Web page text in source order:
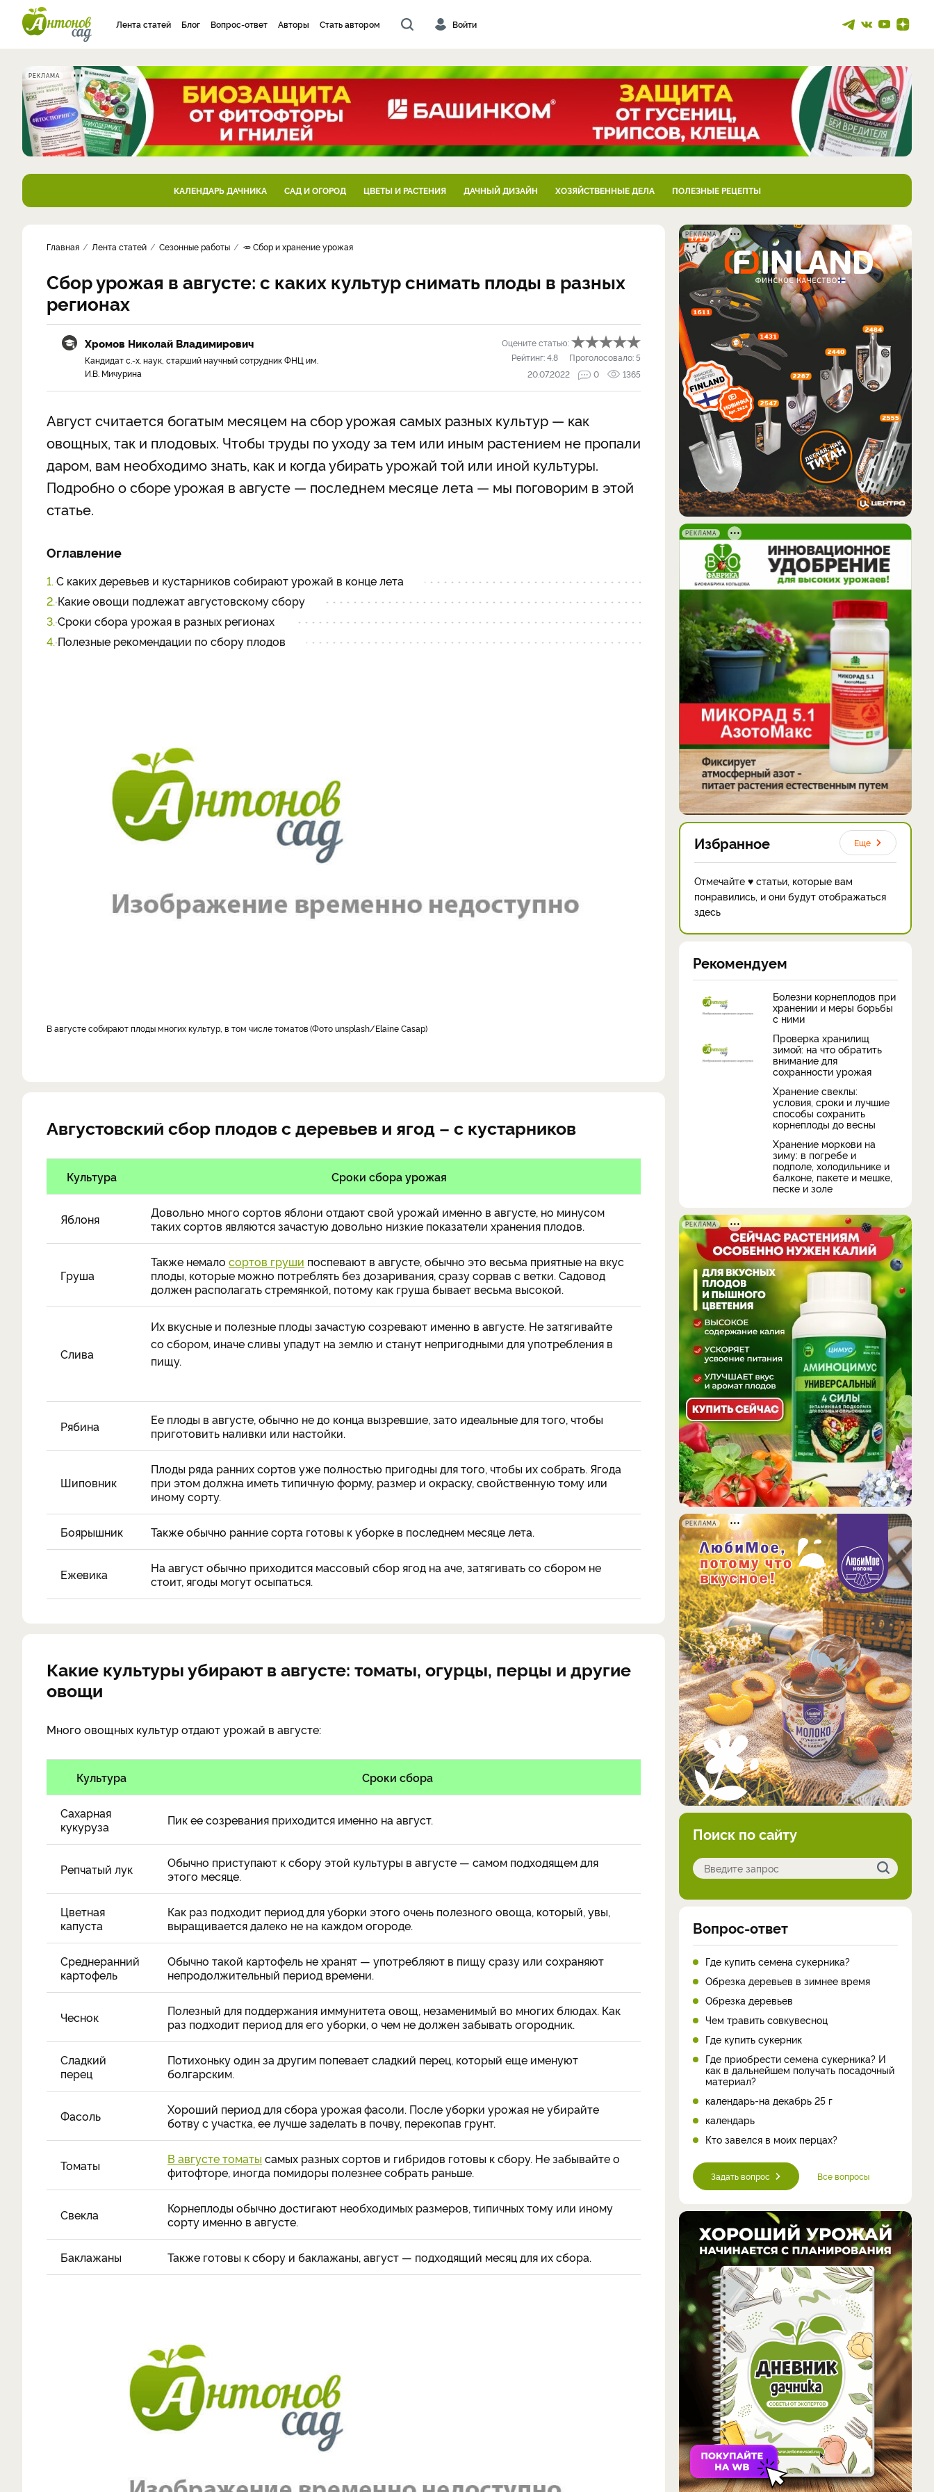
Лента статей Блог Вопрос-ответ Авторы Стать автором Войти
РЕКЛАМА
КАЛЕНДАРЬ ДАЧНИКА САД И ОГОРОД ЦВЕТЫ И РАСТЕНИЯ ДАЧНЫЙ ДИЗАЙН ХОЗЯЙСТВЕННЫЕ ДЕЛА ПОЛЕЗНЫЕ РЕЦЕПТЫ
Главная Лента статей Сезонные работы 🥕 Сбор и хранение урожая
Сбор урожая в августе: с каких культур снимать плоды в разных
регионах
Хромов Николай Владимирович
Кандидат с.-х. наук, старший научный сотрудник ФНЦ им.
И.В. Мичурина
Оцените статью:
Рейтинг:4.8 Проголосовало:5
20.07.2022
0 1365
Август считается богатым месяцем на сбор урожая самых разных культур — как
овощных, так и плодовых. Чтобы труды по уходу за тем или иным растением не пропали
даром, вам необходимо знать, как и когда убирать урожай той или иной культуры.
Подробно о сборе урожая в августе — последнем месяце лета — мы поговорим в этой
статье.
Оглавление
1. С каких деревьев и кустарников собирают урожай в конце лета
2. Какие овощи подлежат августовскому сбору
3. Сроки сбора урожая в разных регионах
4. Полезные рекомендации по сбору плодов
в августе собирают плоды многих культур, в том числе томатов Фото unsplash/Elaine Casap
Августовский сбор плодов с деревьев и ягод – с кустарников
Культура Сроки сбора урожая
Яблоня
Довольно много сортов яблони отдают свой урожай именно в августе, но минусом
таких сортов являются зачастую довольно низкие показатели хранения плодов.
Груша
Также немало сортов груши поспевают в августе, обычно это весьма приятные на вкус
плоды, которые можно потреблять без дозаривания, сразу сорвав с ветки. Садовод
должен располагать стремянкой, потому как груша бывает весьма высокой.
Слива
Их вкусные и полезные плоды зачастую созревают именно в августе. Не затягивайте
со сбором, иначе сливы упадут на землю и станут непригодными для употребления в
пищу.
Рябина
Ее плоды в августе, обычно не до конца вызревшие, зато идеальные для того, чтобы
приготовить наливки или настойки.
Шиповник
Плоды ряда ранних сортов уже полностью пригодны для того, чтобы их собрать. Ягода
при этом должна иметь типичную форму, размер и окраску, свойственную тому или
иному сорту.
Боярышник Также обычно ранние сорта готовы к уборке в последнем месяце лета.
Ежевика
На август обычно приходится массовый сбор ягод на аче, затягивать со сбором не
стоит, ягоды могут осыпаться.
Какие культуры убирают в августе: томаты, огурцы, перцы и другие
овощи
Много овощных культур отдают урожай в августе:
Культура Сроки сбора
Сахарная
кукуруза
Пик ее созревания приходится именно на август.
Репчатый лук
Обычно приступают к сбору этой культуры в августе — самом подходящем для
этого месяце.
Цветная
капуста
Как раз подходит период для уборки этого очень полезного овоща, который, увы,
выращивается далеко не на каждом огороде.
Среднеранний
картофель
Обычно такой картофель не хранят — употребляют в пищу сразу или сохраняют
непродолжительный период времени.
Чеснок
Полезный для поддержания иммунитета овощ, незаменимый во многих блюдах. Как
раз подходит период для его уборки, о чем не должен забывать огородник.
Сладкий
перец
Потихоньку один за другим попевает сладкий перец, который еще именуют
болгарским.
Фасоль
Хороший период для сбора урожая фасоли. После уборки урожая не убирайте
ботву с участка, ее лучше заделать в почву, перекопав грунт.
Томаты В августе томаты самых разных сортов и гибридов готовы к сбору. Не забывайте о
фитофторе, иногда помидоры полезнее собрать раньше.
Свекла
Корнеплоды обычно достигают необходимых размеров, типичных тому или иному
сорту именно в августе.
Баклажаны Также готовы к сбору и баклажаны, август — подходящий месяц для их сбора.
РЕКЛАМА
РЕКЛАМА
Избранное Еще
Отмечайте ♥ статьи, которые вам
понравились, и они будут отображаться
здесь
Рекомендуем
Болезни корнеплодов при
хранении и меры борьбы
с ними
Проверка хранилищ
зимой: на что обратить
внимание для
сохранности урожая
Хранение свеклы:
условия, сроки и лучшие
способы сохранить
корнеплоды до весны
Хранение моркови на
зиму: в погребе и
подполе, холодильнике и
балконе, пакете и мешке,
песке и золе
РЕКЛАМА
РЕКЛАМА
Поиск по сайту
Вопрос-ответ
Где купить семена сукерника?
Обрезка деревьев в зимнее время
Обрезка деревьев
Чем травить совкувесноц
Где купить сукерник
Где приобрести семена сукерника? И
как в дальнейшем получать посадочный
материал?
календарь-на декабрь 25 г
календарь
Кто завелся в моих перцах?
Задать вопрос Все вопросы